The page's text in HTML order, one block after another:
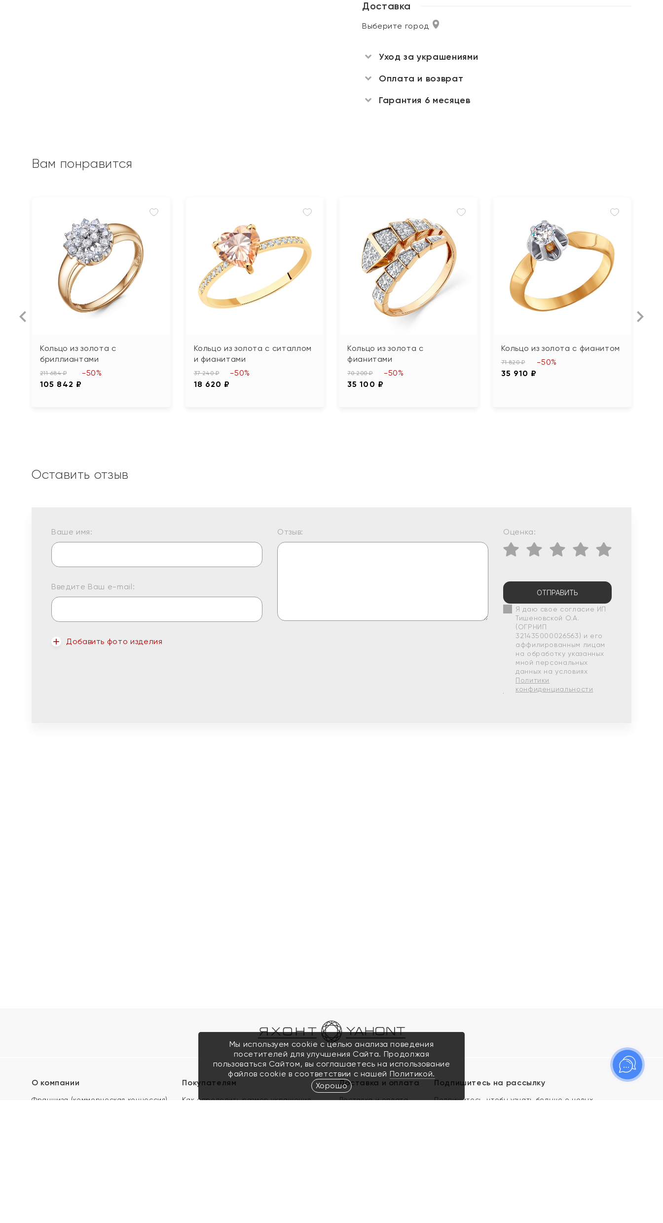
Доставка
Выберите город
Уход за украшениями
Оплата и возврат
Гарантия 6 месяцев
Вам понравится
Кольцо из золота с
бриллиантами
211 684 ₽
105 842 ₽
-50%
Кольцо из золота с ситаллом
и фианитами
37 240 ₽
18 620 ₽
-50%
Кольцо из золота с
фианитами
70 200 ₽
35 100 ₽
-50%
Кольцо из золота с фианитом
71 820 ₽
35 910 ₽
-50%
Оставить отзыв
Ваше имя:
Введите Ваш e-mail:
Добавить фото изделия
Отзыв: Оценка:
ОТПРАВИТЬ
Я даю свое согласие ИП
Тишеновской О.А.
(ОГРНИП
321435000026563) и его
аффилированным лицам
на обработку указанных
мной персональных
данных на условиях
Политики
конфиденциальности
О компании
Франшиза (коммерческая концессия)
Покупателям
Как определить размер украшения
Доставка и оплата
Доставка и оплата
Подпишитесь на рассылку
Подпишитесь, чтобы узнать больше о новых
Мы используем cookie с целью анализа поведения
посетителей для улучшения Сайта. Продолжая
пользоваться Сайтом, вы соглашаетесь на использование
файлов cookie в соответствии с нашей Политикой.
Хорошо